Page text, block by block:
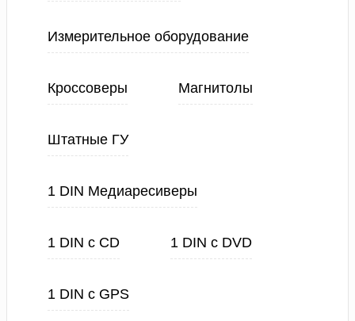
Измерительное оборудование
Кроссоверы Магнитолы
Штатные ГУ
1 DIN Медиаресиверы
1 DIN с CD 1 DIN с DVD
1 DIN с GPS